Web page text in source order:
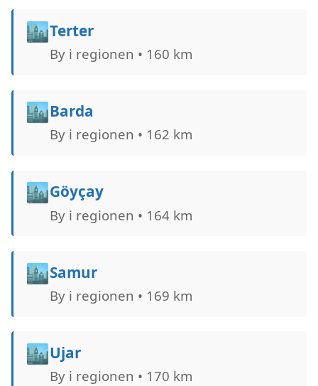
🏙️Terter
By i regionen • 160 km
🏙️Barda
By i regionen • 162 km
🏙️Göyçay
By i regionen • 164 km
🏙️Samur
By i regionen • 169 km
🏙️Ujar
By i regionen • 170 km